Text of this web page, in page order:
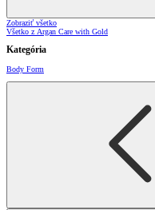
Zobraziť všetko
Všetko z Argan Care with Gold
Kategória
Body Form